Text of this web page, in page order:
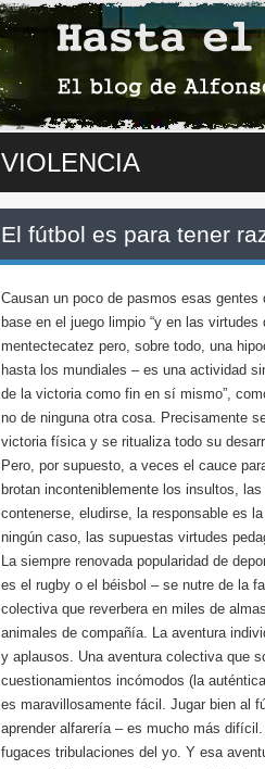
VIOLENCIA
El fútbol es para tener
Causan un poco de pasmos esas
base en el juego limpio “y en las
mentectecatez pero, sobre todo, una
hasta los mundiales – es una actividad
de la victoria como fin en sí mismo”,
no de ninguna otra cosa. Precisamente
victoria física y se ritualiza todo su
Pero, por supuesto, a veces el cauce
brotan inconteniblemente los insultos,
contenerse, eludirse, la responsable es
ningún caso, las supuestas virtudes
La siempre renovada popularidad de
es el rugby o el béisbol – se nutre de la
colectiva que reverbera en miles de
animales de compañía. La aventura
y aplausos. Una aventura colectiva que
cuestionamientos incómodos (la
es maravillosamente fácil. Jugar bien al
aprender alfarería – es mucho más
fugaces tribulaciones del yo. Y esa